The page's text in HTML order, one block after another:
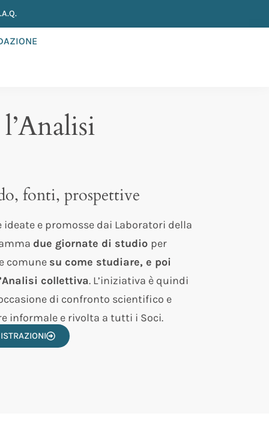
fonti, prospettive
e promosse dai Laboratori della
due giornate di studio per
comune su come studiare, e poi
collettiva. L’iniziativa è quindi
di confronto scientifico e
informale e rivolta a tutti i Soci.